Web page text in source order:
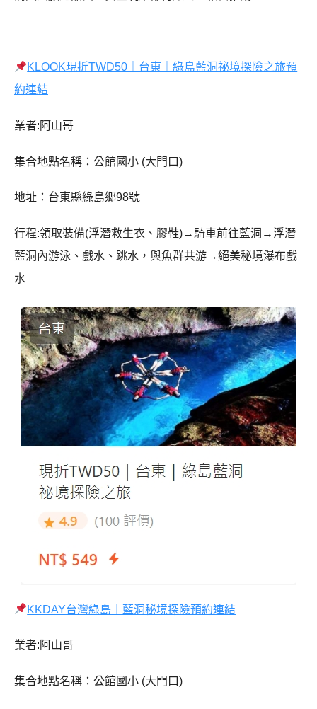
KLOOK現折TWD50｜台東｜綠島藍洞祕境探險之旅預
約連結
業者:阿山哥
集合地點名稱：公館國小 (大門口)
地址：台東縣綠島鄉98號
行程:領取裝備(浮潛救生衣、膠鞋)→騎車前往藍洞→浮潛
藍洞內游泳、戲水、跳水，與魚群共游→絕美秘境瀑布戲
水
KKDAY台灣綠島｜藍洞秘境探險預約連結
業者:阿山哥
集合地點名稱：公館國小 (大門口)